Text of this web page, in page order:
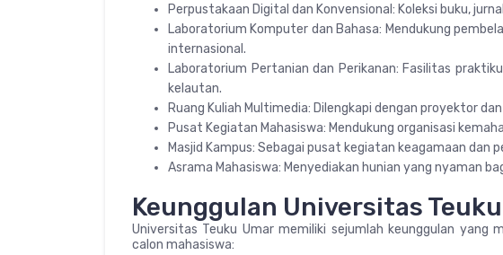
Perpustakaan Digital dan Konvensional: Koleksi buku,
Laboratorium Komputer dan Bahasa: Mendukung
internasional.
Laboratorium Pertanian dan Perikanan: Fasilitas
kelautan.
Ruang Kuliah Multimedia: Dilengkapi dengan proyektor
Pusat Kegiatan Mahasiswa: Mendukung organisasi
Masjid Kampus: Sebagai pusat kegiatan keagamaan dan
Asrama Mahasiswa: Menyediakan hunian yang nyaman
Keunggulan Universitas
Universitas Teuku Umar memiliki sejumlah keunggulan yang
calon mahasiswa: